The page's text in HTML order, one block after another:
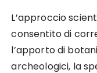
L’approccio
consentito di
l’apporto di
archeologici, la